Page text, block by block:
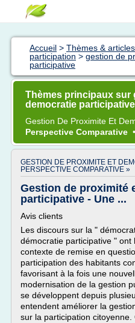
Accueil > Thèmes &
participation > gestion de
participative
Thèmes principaux sur
democratie participative
Gestion De Proximite Et
Perspective Comparative •
GESTION DE PROXIMITE ET
PERSPECTIVE COMPARATIVE »
Gestion de proximité
participative - Une ...
Avis clients
Les discours sur la "
démocratie participative " ont
contexte de remise en
participation des habitants
favorisant à la fois une
modernisation de la gestion
se développent depuis
entendent améliorer la
sur la participation